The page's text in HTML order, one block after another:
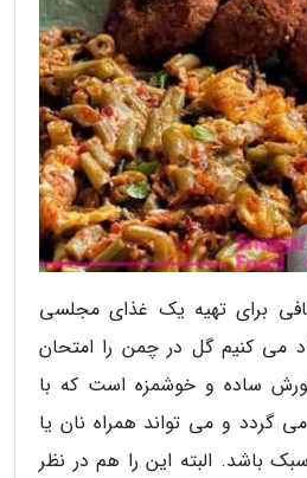
برای تهیه یک غذای مجلسی
می کنیم گل در چمن را امتحان
ساده و خوشمزه است که با
گردد و می تواند همراه نان یا
باشد. البته این را هم در نظر